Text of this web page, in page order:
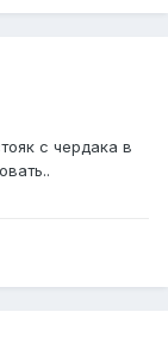
с чердака в